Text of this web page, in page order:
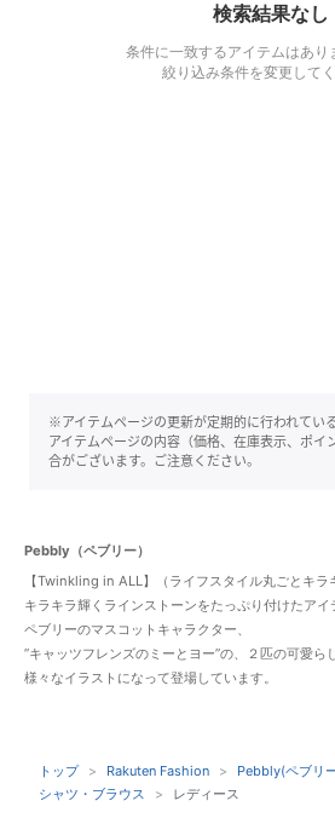
検索結果なし
条件に一致するアイテムはあり
絞り込み条件を変更して
※アイテムページの更新が定期的に行われてい
アイテムページの内容（価格、在庫表示、ポイ
合がございます。ご注意ください。
Pebbly（ペブリー）
【Twinkling in ALL】（ライフスタイル丸ごとキラ
キラキラ輝くラインストーンをたっぷり付けたアイ
ペブリーのマスコットキャラクター、
”キャッツフレンズのミーとヨー”の、２匹の可愛ら
様々なイラストになって登場しています。
トップ Rakuten Fashion Pebbly(ペブリ
シャツ・ブラウス
レディース